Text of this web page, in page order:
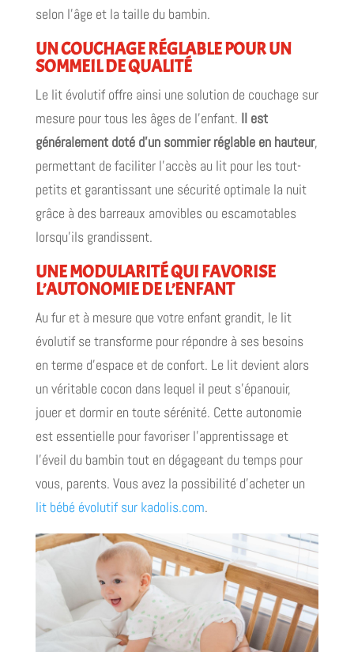
selon l’âge et la taille du bambin.
UN COUCHAGE RÉGLABLE POUR UN
SOMMEIL DE QUALITÉ
Le lit évolutif offre ainsi une solution de couchage sur
mesure pour tous les âges de l’enfant. Il est
généralement doté d’un sommier réglable en hauteur,
permettant de faciliter l’accès au lit pour les tout-
petits et garantissant une sécurité optimale la nuit
grâce à des barreaux amovibles ou escamotables
lorsqu’ils grandissent.
UNE MODULARITÉ QUI FAVORISE
L’AUTONOMIE DE L’ENFANT
Au fur et à mesure que votre enfant grandit, le lit
évolutif se transforme pour répondre à ses besoins
en terme d’espace et de confort. Le lit devient alors
un véritable cocon dans lequel il peut s’épanouir,
jouer et dormir en toute sérénité. Cette autonomie
est essentielle pour favoriser l’apprentissage et
l’éveil du bambin tout en dégageant du temps pour
vous, parents. Vous avez la possibilité d’acheter un
lit bébé évolutif sur kadolis.com.